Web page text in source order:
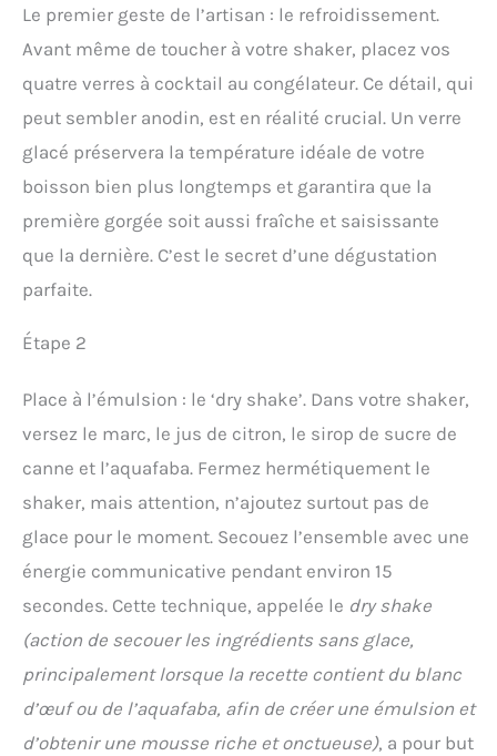
Le premier geste de l’artisan : le refroidissement.
Avant même de toucher à votre shaker, placez vos
quatre verres à cocktail au congélateur. Ce détail, qui
peut sembler anodin, est en réalité crucial. Un verre
glacé préservera la température idéale de votre
boisson bien plus longtemps et garantira que la
première gorgée soit aussi fraîche et saisissante
que la dernière. C’est le secret d’une dégustation
parfaite.
Étape 2
Place à l’émulsion : le ‘dry shake’. Dans votre shaker,
versez le marc, le jus de citron, le sirop de sucre de
canne et l’aquafaba. Fermez hermétiquement le
shaker, mais attention, n’ajoutez surtout pas de
glace pour le moment. Secouez l’ensemble avec une
énergie communicative pendant environ 15
secondes. Cette technique, appelée le dry shake
(action de secouer les ingrédients sans glace,
principalement lorsque la recette contient du blanc
d’œuf ou de l’aquafaba, afin de créer une émulsion et
d’obtenir une mousse riche et onctueuse), a pour but